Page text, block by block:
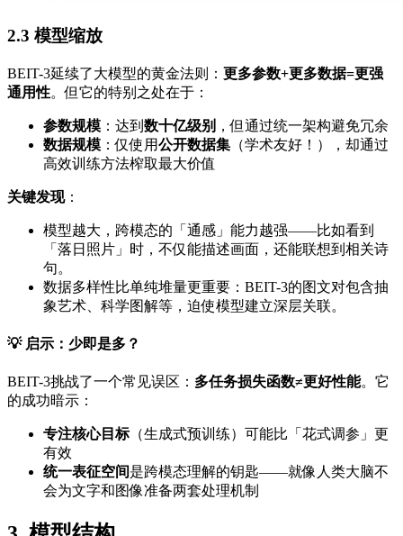
2.3 模型缩放
BEIT-3延续了大模型的黄金法则： 更多参数+更多数据=更强
通用性。但它的特别之处在于：
参数规模 ：达到 数十亿级别 ，但通过统一架构避免冗余
数据规模 ：仅使用公开数据集 （学术友好！），却通过
高效训练方法榨取最大价值
关键发现：
模型越大，跨模态的「通感」能力越强——比如看到
「落日照片」时，不仅能描述画面，还能联想到相关诗
句。
数据多样性比单纯堆量更重要：BEIT-3的图文对包含抽
象艺术、科学图解等，迫使模型建立深层关联。
💡 启示：少即是多？
BEIT-3挑战了一个常见误区： 多任务损失函数≠更好性能。它
的成功暗示：
专注核心目标（生成式预训练）可能比「花式调参」更
有效
统一表征空间是跨模态理解的钥匙——就像人类大脑不
会为文字和图像准备两套处理机制